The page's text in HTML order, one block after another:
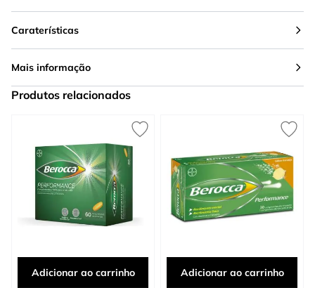
Caraterísticas
Mais informação
Produtos relacionados
Adicionar ao carrinho Adicionar ao carrinho